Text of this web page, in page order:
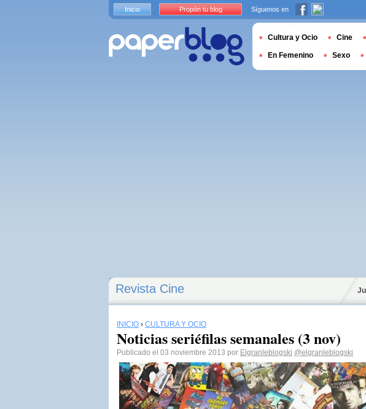
Revista Cine
INICIO › CULTURA Y OCIO
Noticias seriéfilas semanales (3 nov)
Publicado el 03 noviembre 2013 por Elgranleblogski @elgranleblogski
Inicio Propón tu blog Síguenos en
Cultura y Ocio Cine
En Femenino Sexo